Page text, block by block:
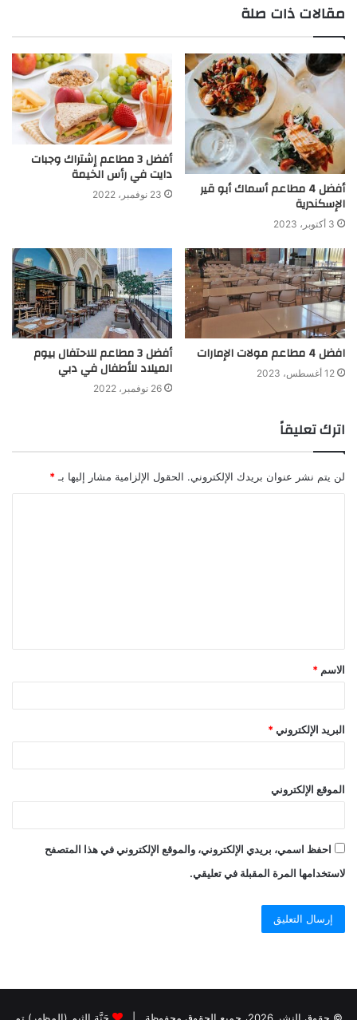
مقالات ذات صلة
أفضل 4 مطاعم أسماك أبو قير
الإسكندرية
3 أكتوبر، 2023
أفضل 3 مطاعم إشتراك وجبات
دايت في رأس الخيمة
23 نوفمبر، 2022
افضل 4 مطاعم مولات الإمارات
12 أغسطس، 2023
أفضل 3 مطاعم للاحتفال بيوم
الميلاد للأطفال في دبي
26 نوفمبر، 2022
اترك تعليقاً
لن يتم نشر عنوان بريدك الإلكتروني. الحقول الإلزامية مشار إليها بـ *
الاسم *
البريد الإلكتروني *
الموقع الإلكتروني
احفظ اسمي، بريدي الإلكتروني، والموقع الإلكتروني في هذا المتصفح
لاستخدامها المرة المقبلة في تعليقي.